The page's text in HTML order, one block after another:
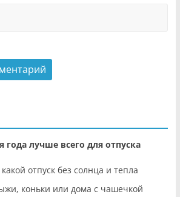
года лучше всего для отпуска
отпуск без солнца и тепла
коньки или дома с чашечкой